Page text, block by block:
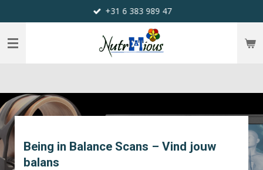
direct
naar
hoofdinhoud
+31 6 383 989 47
Being in Balance Scans – Vind jouw
balans